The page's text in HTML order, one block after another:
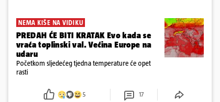
NEMA KIŠE NA VIDIKU
PREDAH ĆE BITI KRATAK Evo kada se
vraća toplinski val. Većina Europe na
udaru
Početkom sljedećeg tjedna temperature će opet
rasti
5 17